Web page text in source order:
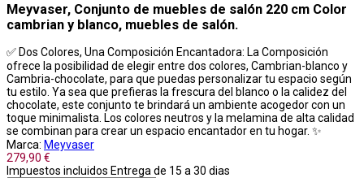
Meyvaser, Conjunto de muebles de salón 220 cm Color
cambrian y blanco, muebles de salón.
✅ Dos Colores, Una Composición Encantadora: La Composición
ofrece la posibilidad de elegir entre dos colores, Cambrian-blanco y
Cambria-chocolate, para que puedas personalizar tu espacio según
tu estilo. Ya sea que prefieras la frescura del blanco o la calidez del
chocolate, este conjunto te brindará un ambiente acogedor con un
toque minimalista. Los colores neutros y la melamina de alta calidad
se combinan para crear un espacio encantador en tu hogar. ✨
Marca: Meyvaser
279,90 €
Impuestos incluidos Entrega de 15 a 30 dias